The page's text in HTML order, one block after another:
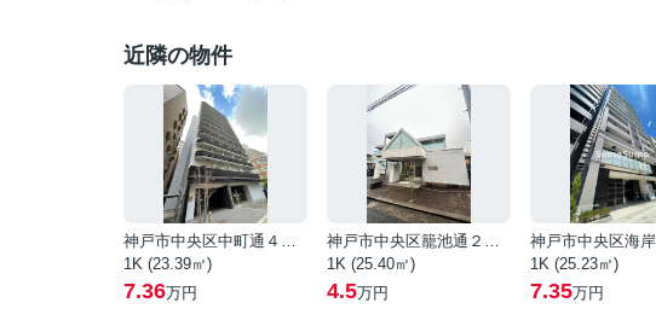
近隣の物件
神戸市中央区中町通４丁目
1K (23.39㎡)
7.36万円
神戸市中央区籠池通２丁目
1K (25.40㎡)
4.5万円
1K (25.23㎡)
7.35万円